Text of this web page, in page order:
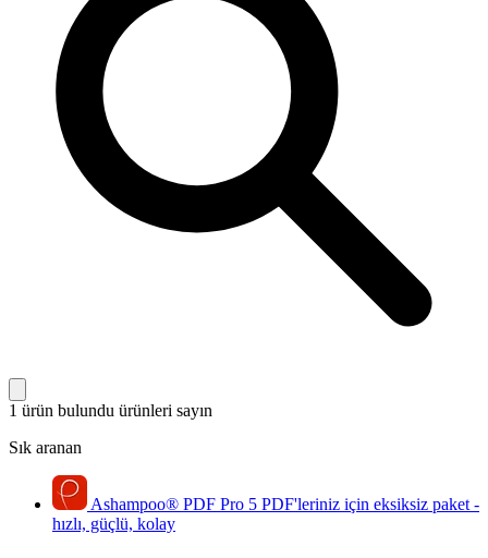
1 ürün bulundu ürünleri sayın
Sık aranan
Ashampoo® PDF Pro 5 PDF'leriniz için eksiksiz paket -
hızlı, güçlü, kolay